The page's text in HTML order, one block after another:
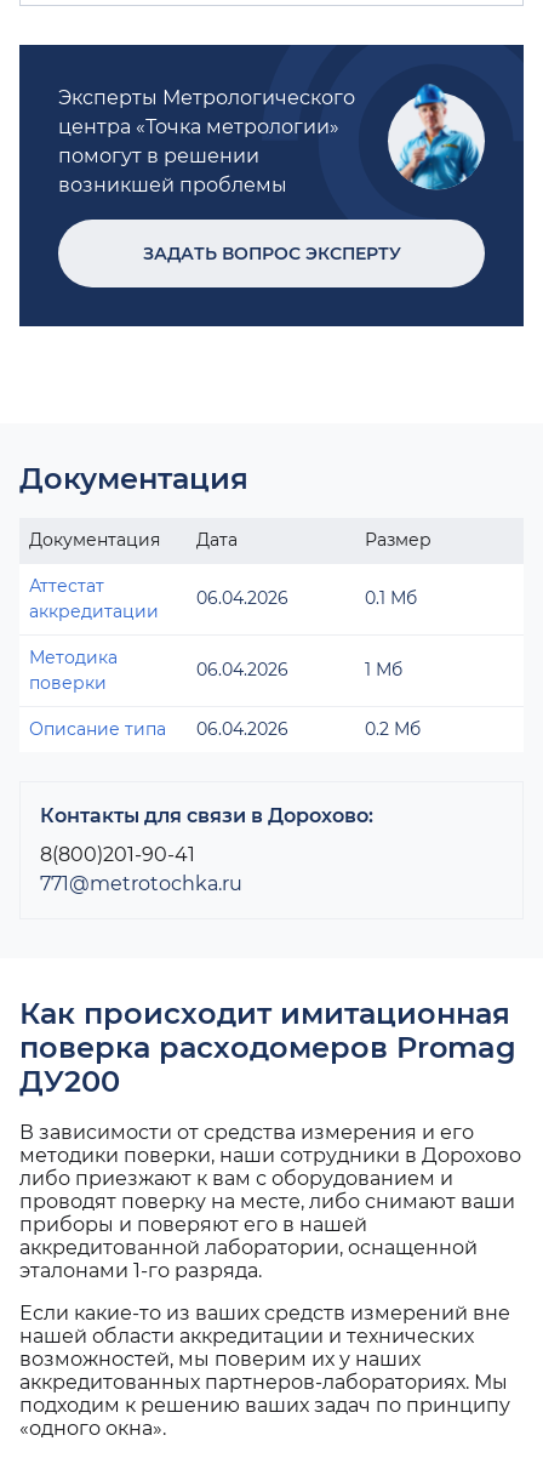
Эксперты Метрологического
центра «Точка метрологии»
помогут в решении
возникшей проблемы
ЗАДАТЬ ВОПРОС ЭКСПЕРТУ
Документация
Документация Дата Размер
Аттестат
аккредитации
06.04.2026 0.1 Мб
Методика
поверки
06.04.2026 1 Мб
Описание типа 06.04.2026 0.2 Мб
Контакты для связи в Дорохово:
8(800)201-90-41
771@metrotochka.ru
Как происходит имитационная
поверка расходомеров Promag
ДУ200
В зависимости от средства измерения и его
методики поверки, наши сотрудники в Дорохово
либо приезжают к вам с оборудованием и
проводят поверку на месте, либо снимают ваши
приборы и поверяют его в нашей
аккредитованной лаборатории, оснащенной
эталонами 1-го разряда.
Если какие-то из ваших средств измерений вне
нашей области аккредитации и технических
возможностей, мы поверим их у наших
аккредитованных партнеров-лабораториях. Мы
подходим к решению ваших задач по принципу
«одного окна».